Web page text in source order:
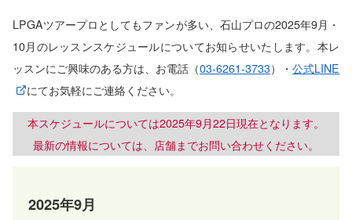
LPGAツアープロとしてもファンが多い、石山プロの2025年9月・
10月のレッスンスケジュールについてお知らせいたします。本レ
ッスンにご興味のある方は、お電話（03-6261-3733）・ 公式LINE
にてお気軽にご連絡ください。
本スケジュールについては2025年9月22日現在となります。
最新の情報については、店舗までお問い合わせください。
2025年9月